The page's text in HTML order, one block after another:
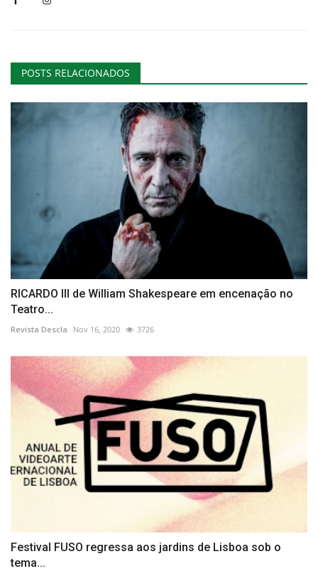
POSTS RELACIONADOS
RICARDO III de William Shakespeare em encenação no
Teatro...
Revista Descla Nov 16, 2020 3726
Festival FUSO regressa aos jardins de Lisboa sob o
tema...